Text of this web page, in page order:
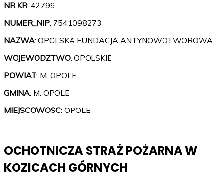
NR KR: 42799
NUMER_NIP: 7541098273
NAZWA: OPOLSKA FUNDACJA ANTYNOWOTWOROWA
WOJEWODZTWO: OPOLSKIE
POWIAT: M. OPOLE
GMINA: M. OPOLE
MIEJSCOWOSC: OPOLE
OCHOTNICZA STRAŻ POŻARNA W
KOZICACH GÓRNYCH